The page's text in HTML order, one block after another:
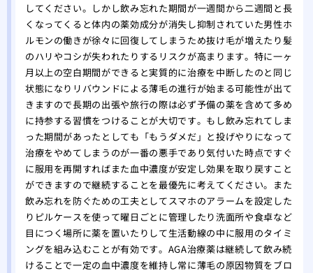
してください。しかし飲み忘れた期間が一週間から二週間と長
くなってくると体内の薬効成分が消失し抑制されていた男性ホ
ルモンの働きが徐々に回復してしまうため抜け毛が増えたり髪
のハリやコシが失われたりするリスクが高まります。特に一ヶ
月以上の空白期間ができると実質的に治療を中断したのと同じ
状態になりリバウンドによる薄毛の進行が始まる可能性が出て
きますので長期の出張や旅行の際は必ず予備の薬を含めて多め
に持参する習慣をつけることが大切です。もし飲み忘れてしま
った期間があったとしても「もうダメだ」と投げやりになって
治療をやめてしまうのが一番の悪手であり気付いた時点ですぐ
に服用を再開すればまた血中濃度が安定し効果を取り戻すこと
ができますので継続することを最優先に考えてください。また
飲み忘れを防ぐための工夫としてスマホのアラームを設定した
りピルケースを使って曜日ごとに管理したり洗面所や食卓など
目につく場所に薬を置いたりして生活動線の中に服用のタイミ
ングを組み込むことが有効です。AGA治療薬は継続して飲み続
けることで一定の血中濃度を維持し常に薄毛の原因物質をブロ